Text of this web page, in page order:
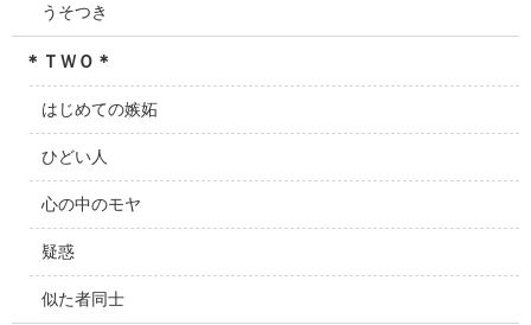
うそつき
＊ＴＷＯ＊
はじめての嫉妬
ひどい人
心の中のモヤ
疑惑
似た者同士